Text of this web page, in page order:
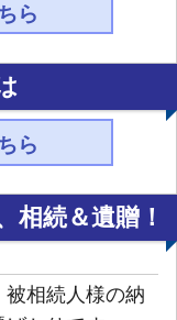
ら
ら
相続＆遺贈！
相続人様の納